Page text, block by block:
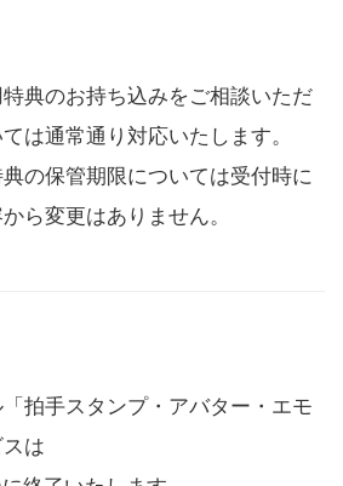
典のお持ち込みをご相談いただ
は通常通り対応いたします。
の保管期限については受付時に
ら変更はありません。
拍手スタンプ・アバター・エモ
は